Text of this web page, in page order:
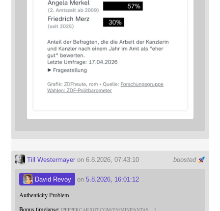
boosted
Till Westermayeron 6.8.2026, 07:43:10
David Revoy on 5.8.2026, 16:01:12
Authenticity Problem
Bonus timelapse: